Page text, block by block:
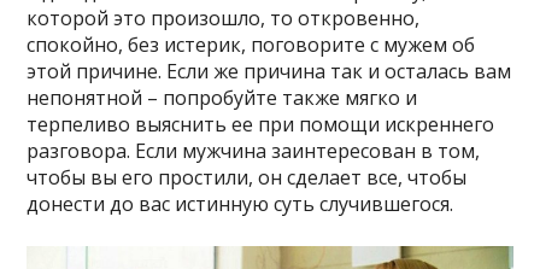
которой это произошло, то откровенно,
спокойно, без истерик, поговорите с мужем об
этой причине. Если же причина так и осталась вам
непонятной – попробуйте также мягко и
терпеливо выяснить ее при помощи искреннего
разговора. Если мужчина заинтересован в том,
чтобы вы его простили, он сделает все, чтобы
донести до вас истинную суть случившегося.